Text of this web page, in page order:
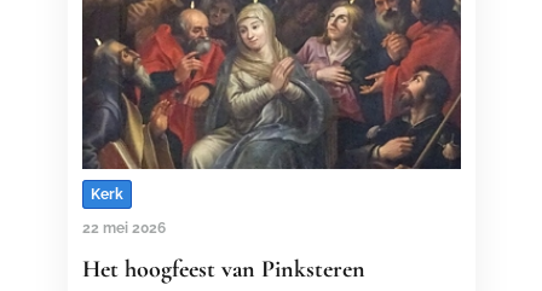
Kerk
22 mei 2026
Het hoogfeest van Pinksteren